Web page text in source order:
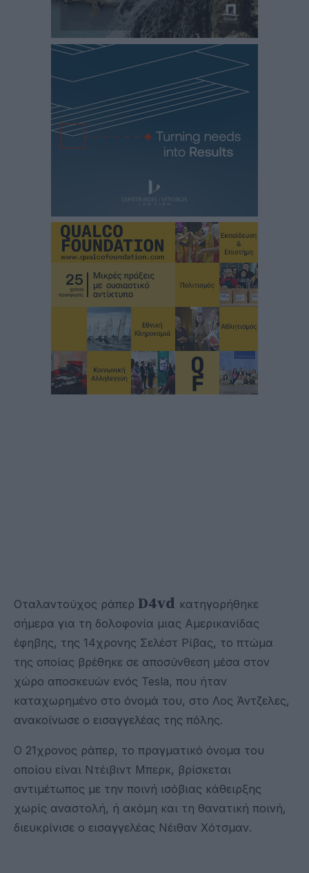
Οταλαντούχος ράπερ D4vd κατηγορήθηκε
σήμερα για τη δολοφονία μιας Αμερικανίδας
έφηβης, της 14χρονης Σελέστ Ρίβας, το πτώμα
της οποίας βρέθηκε σε αποσύνθεση μέσα στον
χώρο αποσκευών ενός Tesla, που ήταν
καταχωρημένο στο όνομά του, στο Λος Άντζελες,
ανακοίνωσε ο εισαγγελέας της πόλης.
Ο 21χρονος ράπερ, το πραγματικό όνομα του
οποίου είναι Ντέιβιντ Μπερκ, βρίσκεται
αντιμέτωπος με την ποινή ισόβιας κάθειρξης
χωρίς αναστολή, ή ακόμη και τη θανατική ποινή,
διευκρίνισε ο εισαγγελέας Νέιθαν Χότσμαν.